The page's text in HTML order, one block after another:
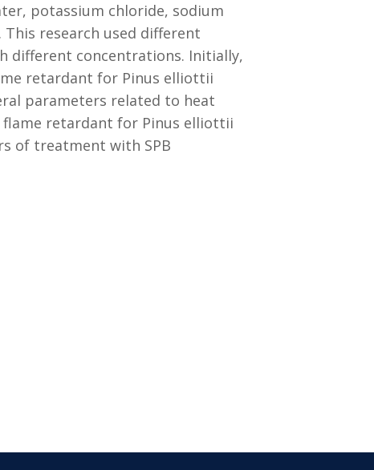
potassium chloride, sodium
research used different
different concentrations. Initially,
retardant for Pinus elliottii
parameters related to heat
flame retardant for Pinus elliottii
of treatment with SPB